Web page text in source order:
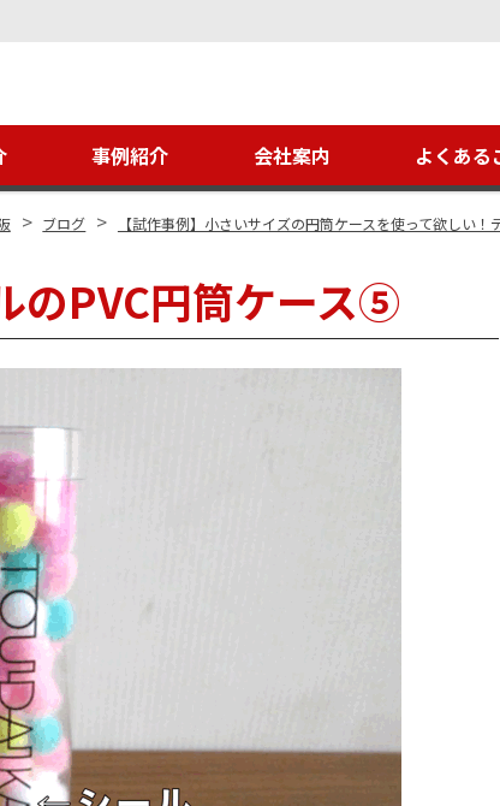
事例紹介 会社案内 よくある
> ブログ > 【試作事例】小さいサイズの円筒ケースを使って欲しい
のPVC円筒ケース⑤